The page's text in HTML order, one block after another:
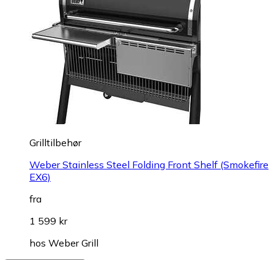
Grilltilbehør
Weber Stainless Steel Folding Front Shelf (Smokefire
EX6)
fra
1 599 kr
hos Weber Grill